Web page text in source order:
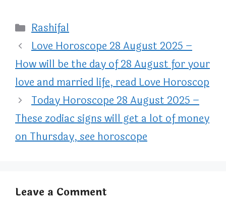
Categories
Rashifal
Love Horoscope 28 August 2025 –
How will be the day of 28 August for your
love and married life, read Love Horoscop
Today Horoscope 28 August 2025 –
These zodiac signs will get a lot of money
on Thursday, see horoscope
Leave a Comment